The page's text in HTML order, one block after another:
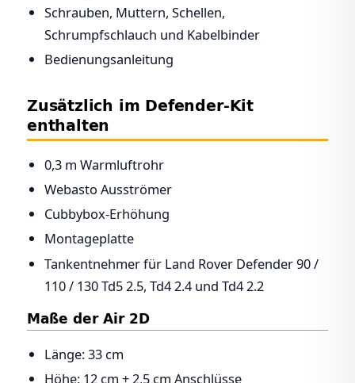
Schrauben, Muttern, Schellen,
Schrumpfschlauch und Kabelbinder
Bedienungsanleitung
Zusätzlich im Defender-Kit
enthalten
0,3 m Warmluftrohr
Webasto Ausströmer
Cubbybox-Erhöhung
Montageplatte
Tankentnehmer für Land Rover Defender 90 /
110 / 130 Td5 2.5, Td4 2.4 und Td4 2.2
Maße der Air 2D
Länge: 33 cm
Höhe: 12 cm + 2,5 cm Anschlüsse